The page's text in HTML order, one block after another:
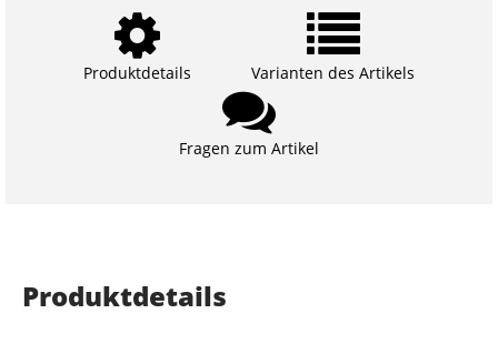
Produktdetails Varianten des Artikels
Fragen zum Artikel
Produktdetails